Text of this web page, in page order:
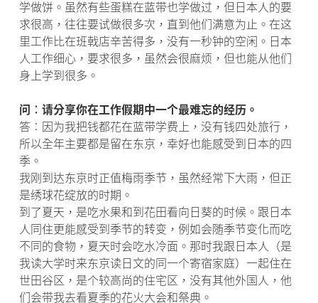
学做饼。虽然有些蛋糕在蓝带也学做过，但日本人的要
求很高，往往要试做很多次，直到他们满意为止。在这
里工作比在班戟店辛苦得多，没有一秒钟的空闲。日本
人工作细心，要求很多，虽然会很麻烦，但也能从他们
身上学到很多。
问︰请分享你在工作假期中一个最难忘的经历。
答︰因为我把钱都花在蓝带学费上，没有钱四处旅行，
所以全年主要都是留在东京，幸好也能感受到日本的四
季。
我刚到达东京时正值梅雨季节，虽然经常下大雨，但正
是绣球花绽放的时期。
到了夏天，是吃水果和到花田看向日葵的时候。跟日本
人同住更能感受到季节的转变，例如会随季节变化而吃
不同的食物，夏天时会吃水冷面。那时我跟日本人（是
我读大学时来东京读日文的同一个寄宿家庭）一起住在
世田谷区，是个较高尚的住宅区，没有其他外国人，他
们会带我去看夏季的花火大会和祭典。